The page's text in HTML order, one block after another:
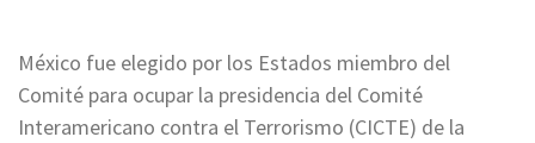
México fue elegido por los Estados miembro del
Comité para ocupar la presidencia del Comité
Interamericano contra el Terrorismo (CICTE) de la